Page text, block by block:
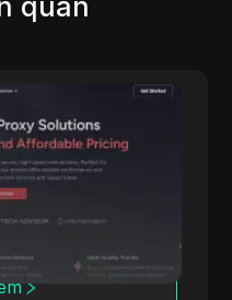
quan
lựa chọn hàng
người dùng cá
và hiệu quả
thập thông tin
cung
đa dạng nhu cầu
chú ý của bạn.